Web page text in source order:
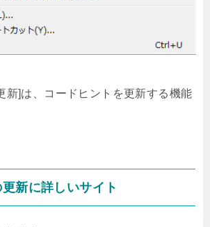
新]は、コードヒントを更新する機能
新に詳しいサイト